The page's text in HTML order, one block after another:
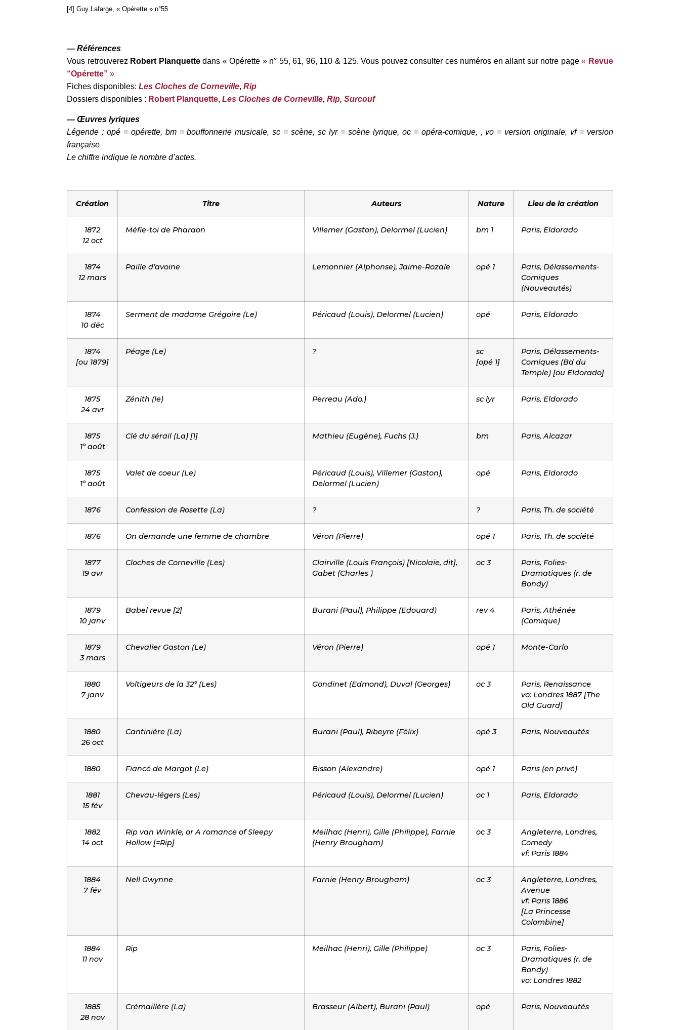
[4] Guy Lafarge, « Opérette » n°55
— Références
Vous retrouverez Robert Planquettedans « Opérette » n° 55, 61, 96, 110 & 125. Vous pouvez consulter ces numéros en allant sur notre page« Revue
“Opérette” »
Fiches disponibles: Les Cloches de Corneville, Rip
Dossiers disponibles : Robert Planquette, Les Cloches de Corneville, Rip, Surcouf
— Œuvres lyriques
Légende : opé = opérette, bm = bouffonnerie musicale, sc = scène, sc lyr = scène lyrique, oc = opéra-comique, , vo = version originale, vf = version
française
Le chiffre indique le nombre d’actes.
Création Titre Auteurs Nature Lieu de la création
1872
12 oct
Méfie-toi de Pharaon Villemer (Gaston), Delormel (Lucien) bm 1 Paris, Eldorado
1874
12 mars
Paille d’avoine Lemonnier (Alphonse), Jaime-Rozale opé 1
Paris, Délassements-
Comiques
(Nouveautés)
1874
10 déc
Serment de madame Grégoire (Le) Péricaud (Louis), Delormel (Lucien) opé Paris, Eldorado
1874
[ou 1879]
Péage (Le) ?
sc
[opé 1]
Paris, Délassements-
Comiques (Bd du
Temple) [ou Eldorado]
1875
24 avr
Zénith (le) Perreau (Ado.) sc lyr Paris, Eldorado
1875
1° août
Clé du sérail (La) [1] Mathieu (Eugène), Fuchs (J.) bm Paris, Alcazar
1875
1° août
Valet de coeur (Le)
Péricaud (Louis), Villemer (Gaston),
Delormel (Lucien)
opé Paris, Eldorado
1876 Confession de Rosette (La) ? ? Paris, Th. de société
1876 On demande une femme de chambre Véron (Pierre) opé 1 Paris, Th. de société
1877
19 avr
Cloches de Corneville (Les)
Clairville (Louis François) [Nicolaïe, dit],
Gabet (Charles )
oc 3
Paris, Folies-
Dramatiques (r. de
Bondy)
1879
10 janv
Babel revue [2] Burani (Paul), Philippe (Edouard) rev 4
Paris, Athénée
(Comique)
1879
3 mars
Chevalier Gaston (Le) Véron (Pierre) opé 1 Monte-Carlo
1880
7 janv
Voltigeurs de la 32° (Les) Gondinet (Edmond), Duval (Georges) oc 3
Paris, Renaissance
vo: Londres 1887 [The
Old Guard]
1880
26 oct
Cantinière (La) Burani (Paul), Ribeyre (Félix) opé 3 Paris, Nouveautés
1880 Fiancé de Margot (Le) Bisson (Alexandre) opé 1 Paris (en privé)
1881
15 fév
Chevau-légers (Les) Péricaud (Louis), Delormel (Lucien) oc 1 Paris, Eldorado
1882
14 oct
Rip van Winkle, or A romance of Sleepy
Hollow [=Rip]
Meilhac (Henri), Gille (Philippe), Farnie
(Henry Brougham)
oc 3
Angleterre, Londres,
Comedy
vf: Paris 1884
1884
7 fév
Nell Gwynne Farnie (Henry Brougham) oc 3
Angleterre, Londres,
Avenue
vf: Paris 1886
[La Princesse
Colombine]
1884
11 nov
Rip Meilhac (Henri), Gille (Philippe) oc 3
Paris, Folies-
Dramatiques (r. de
Bondy)
vo: Londres 1882
1885
28 nov
Crémaillère (La) Brasseur (Albert), Burani (Paul) opé Paris, Nouveautés